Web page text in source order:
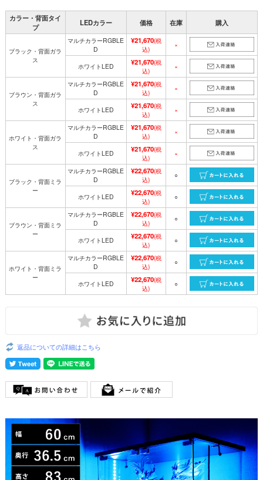
カラー・背面タイ
プ
LEDカラー 価格 在庫 購入
ブラック・背面ガラ
ス
マルチカラーRGBLE
D
¥21,670(税
込)
×
ホワイトLED ¥21,670(税
込)
×
ブラウン・背面ガラ
ス
マルチカラーRGBLE
D
¥21,670(税
込)
×
ホワイトLED ¥21,670(税
込)
×
ホワイト・背面ガラ
ス
マルチカラーRGBLE
D
¥21,670(税
込)
×
ホワイトLED ¥21,670(税
込)
×
ブラック・背面ミラ
ー
マルチカラーRGBLE
D
¥22,670(税
込)
○
ホワイトLED ¥22,670(税
込)
○
ブラウン・背面ミラ
ー
マルチカラーRGBLE
D
¥22,670(税
込)
○
ホワイトLED ¥22,670(税
込)
○
ホワイト・背面ミラ
ー
マルチカラーRGBLE
D
¥22,670(税
込)
○
ホワイトLED ¥22,670(税
込)
○
返品についての詳細はこちら